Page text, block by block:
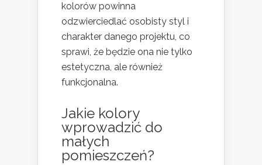
kolorów powinna
odzwierciedlać osobisty styl i
charakter danego projektu, co
sprawi, że będzie ona nie tylko
estetyczna, ale również
funkcjonalna.
Jakie kolory
wprowadzić do
małych
pomieszczeń?